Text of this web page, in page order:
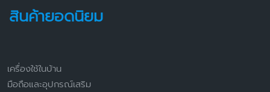
สินค้ายอดนิยม
เครื่องใช้ในบ้าน
มือถือและอุปกรณ์เสริม